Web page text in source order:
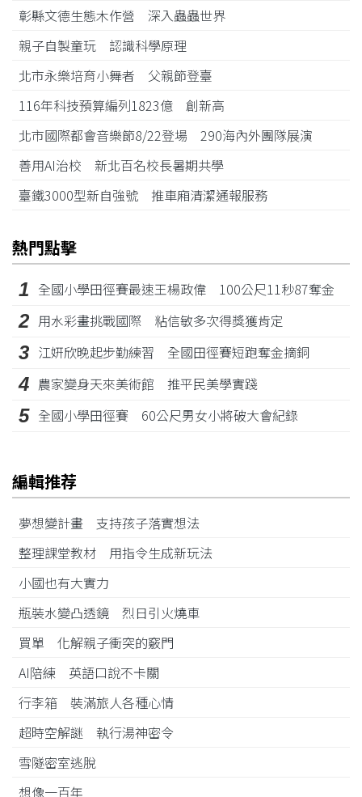
彰縣文德生態木作營 深入蟲蟲世界
親子自製童玩 認識科學原理
北市永樂培育小舞者 父親節登臺
116年科技預算編列1823億 創新高
北市國際都會音樂節8/22登場 290海內外團隊展演
善用AI治校 新北百名校長暑期共學
臺鐵3000型新自強號 推車廂清潔通報服務
熱門點擊
1 全國小學田徑賽最速王楊政偉 100公尺11秒87奪金
2 用水彩畫挑戰國際 粘信敏多次得獎獲肯定
3 江姸欣晚起步勤練習 全國田徑賽短跑奪金摘銅
4 農家變身天來美術館 推平民美學實踐
5 全國小學田徑賽 60公尺男女小將破大會紀錄
編輯推荐
夢想變計畫 支持孩子落實想法
整理課堂教材 用指令生成新玩法
小國也有大實力
瓶裝水變凸透鏡 烈日引火燒車
買單 化解親子衝突的竅門
AI陪練 英語口說不卡關
行李箱 裝滿旅人各種心情
超時空解謎 執行湯神密令
雪隧密室逃脫
想像一百年